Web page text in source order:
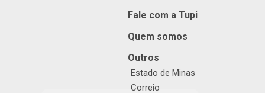
Fale com a Tupi
Quem somos
Outros
Estado de Minas
Correio